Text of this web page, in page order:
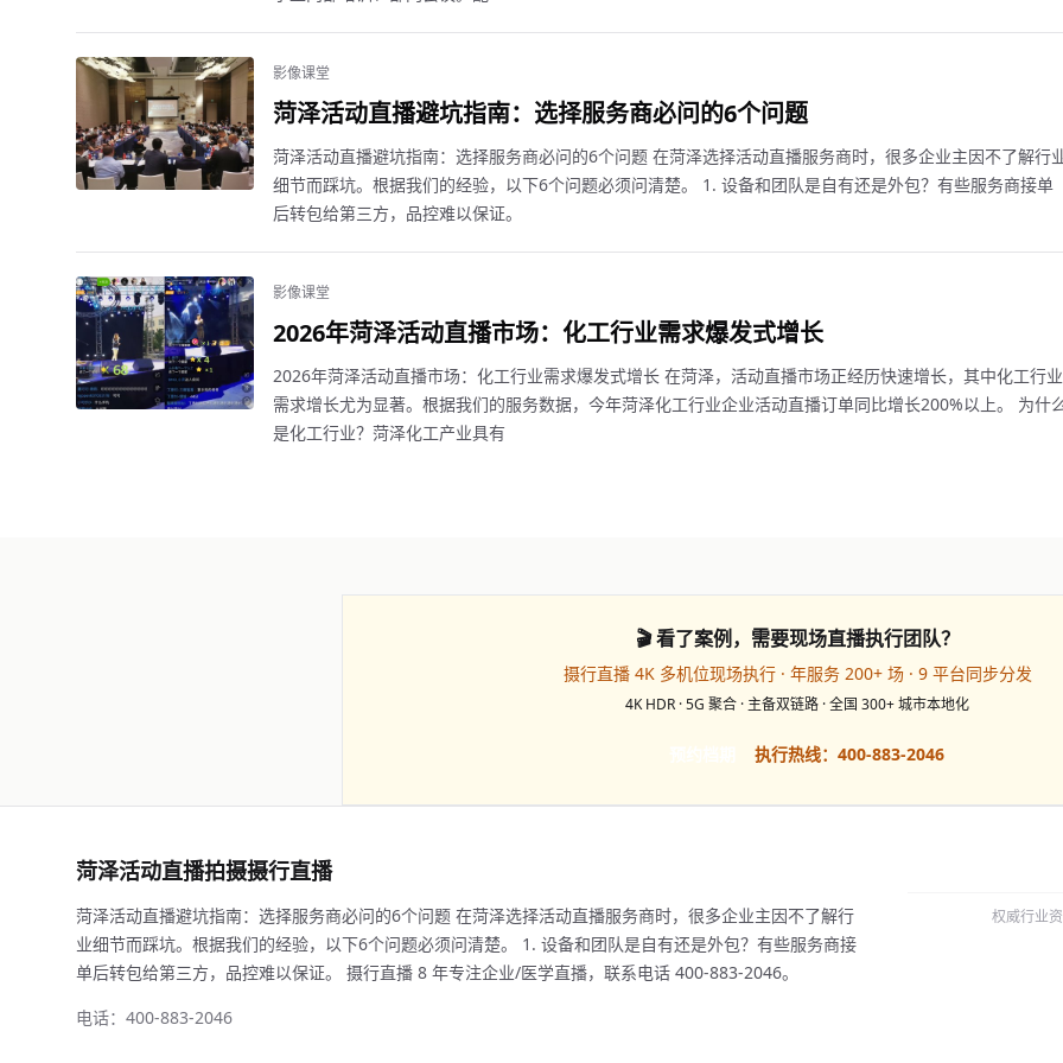
影像课堂
菏泽活动直播避坑指南：选择服务商必问的6个问题
菏泽活动直播避坑指南：选择服务商必问的6个问题 在菏泽选择活动直播服务商时，很多企业主因不了解行
细节而踩坑。根据我们的经验，以下6个问题必须问清楚。 1. 设备和团队是自有还是外包？有些服务商接单
后转包给第三方，品控难以保证。
影像课堂
2026年菏泽活动直播市场：化工行业需求爆发式增长
2026年菏泽活动直播市场：化工行业需求爆发式增长 在菏泽，活动直播市场正经历快速增长，其中化工行业
需求增长尤为显著。根据我们的服务数据，今年菏泽化工行业企业活动直播订单同比增长200%以上。 为什
是化工行业？菏泽化工产业具有
🎬 看了案例，需要现场直播执行团队？
摄行直播 4K 多机位现场执行 · 年服务 200+ 场 · 9 平台同步分发
4K HDR · 5G 聚合 · 主备双链路 · 全国 300+ 城市本地化
执行热线：400-883-2046
菏泽活动直播拍摄摄行直播
菏泽活动直播避坑指南：选择服务商必问的6个问题 在菏泽选择活动直播服务商时，很多企业主因不了解行
业细节而踩坑。根据我们的经验，以下6个问题必须问清楚。 1. 设备和团队是自有还是外包？有些服务商接
单后转包给第三方，品控难以保证。 摄行直播 8 年专注企业/医学直播，联系电话 400-883-2046。
电话：400-883-2046
权威行业